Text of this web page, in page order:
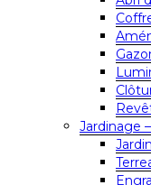
Jardinage